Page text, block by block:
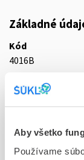
Aby všetko
Používame
Základné
Kód
4016B
Registračné číslo
Doplnok